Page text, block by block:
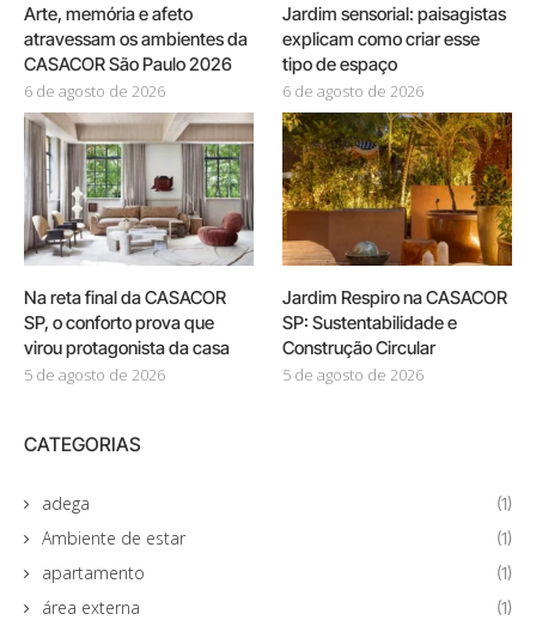
Arte, memória e afeto
atravessam os ambientes da
CASACOR São Paulo 2026
6 de agosto de 2026
Jardim sensorial: paisagistas
explicam como criar esse
tipo de espaço
6 de agosto de 2026
Na reta final da CASACOR
SP, o conforto prova que
virou protagonista da casa
5 de agosto de 2026
Jardim Respiro na CASACOR
SP: Sustentabilidade e
Construção Circular
5 de agosto de 2026
CATEGORIAS
adega (1)
Ambiente de estar (1)
apartamento (1)
área externa (1)